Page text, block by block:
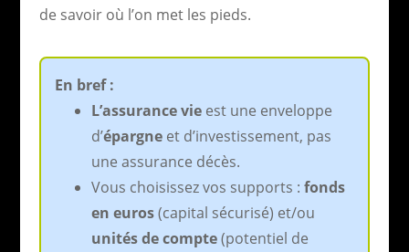
de savoir où l’on met les pieds.
En bref :
L’assurance vieest une enveloppe
d’épargneet d’investissement, pas
une assurance décès.
Vous choisissez vos supports : fonds
en euros(capital sécurisé) et/ou
unités de compte(potentiel de